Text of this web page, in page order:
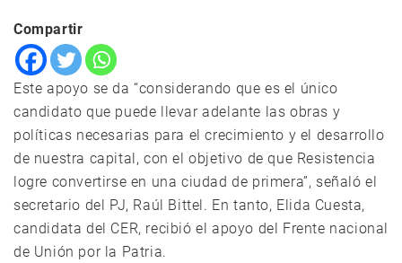
Compartir
Este apoyo se da “considerando que es el único
candidato que puede llevar adelante las obras y
políticas necesarias para el crecimiento y el desarrollo
de nuestra capital, con el objetivo de que Resistencia
logre convertirse en una ciudad de primera”, señaló el
secretario del PJ, Raúl Bittel. En tanto, Elida Cuesta,
candidata del CER, recibió el apoyo del Frente nacional
de Unión por la Patria.